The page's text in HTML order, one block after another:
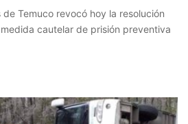
Temuco revocó hoy la resolución
cautelar de prisión preventiva